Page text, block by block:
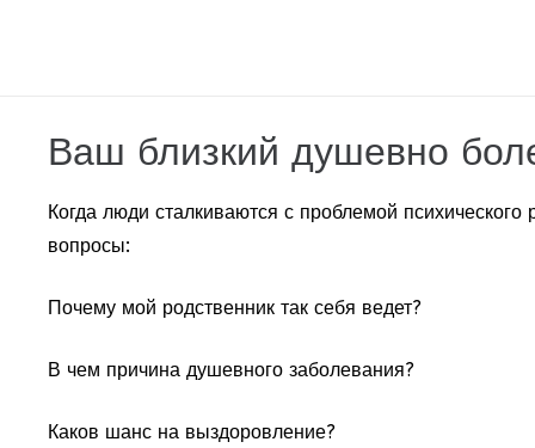
Ваш близкий душевно
Когда люди сталкиваются с проблемой
вопросы:
Почему мой родственник так себя ведет?
В чем причина душевного заболевания?
Каков шанс на выздоровление?